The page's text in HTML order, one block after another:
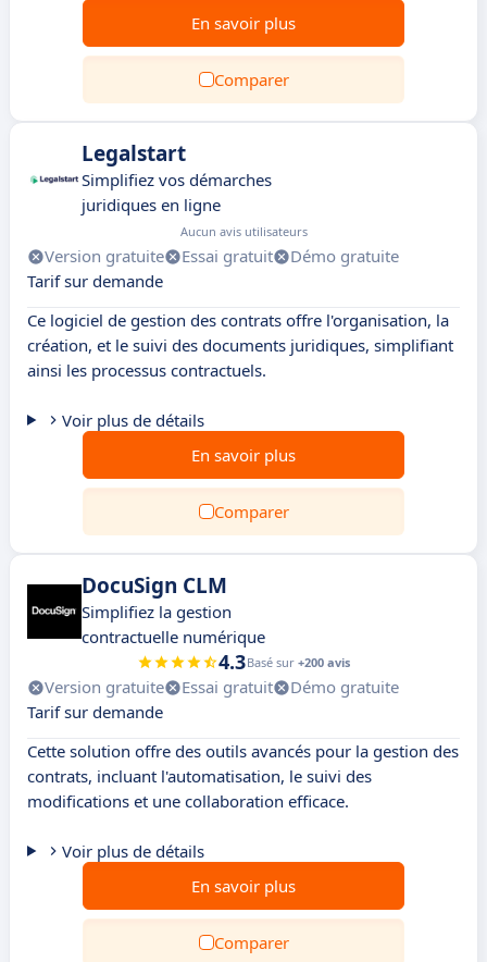
En savoir plus
Comparer
Legalstart
Simplifiez vos démarches
juridiques en ligne
Aucun avis utilisateurs
Version gratuite Essai gratuit
Démo gratuite
Tarif sur demande
Ce logiciel de gestion des contrats offre l'organisation, la
création, et le suivi des documents juridiques, simplifiant
ainsi les processus contractuels.
Voir plus de détails
En savoir plus
Comparer
DocuSign CLM
Simplifiez la gestion
contractuelle numérique
4.3Basé sur +200 avis
Version gratuite Essai gratuit
Démo gratuite
Tarif sur demande
Cette solution offre des outils avancés pour la gestion des
contrats, incluant l'automatisation, le suivi des
modifications et une collaboration efficace.
Voir plus de détails
En savoir plus
Comparer